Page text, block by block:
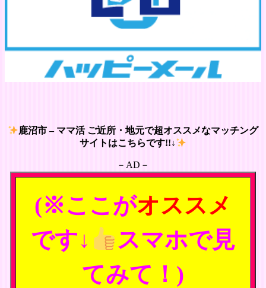
鹿沼市 – ママ活 ご近所・地元で超オススメなマッチング
サイトはこちらです!!↓
－AD－
(※ここがオススメ
です↓
スマホで見
てみて！)